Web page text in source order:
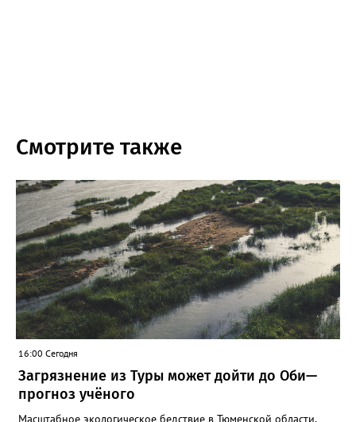
Смотрите также
16:00 Сегодня
Загрязнение из Туры может дойти до Оби—
прогноз учёного